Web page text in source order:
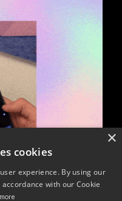
×
cookies
experience. By using our
with our Cookie